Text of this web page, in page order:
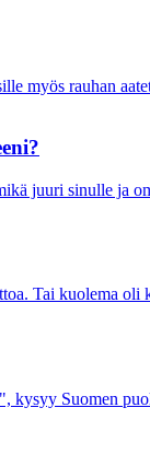
myös rauhan
juuri sinulle ja
Tai kuolema
kysyy Suomen